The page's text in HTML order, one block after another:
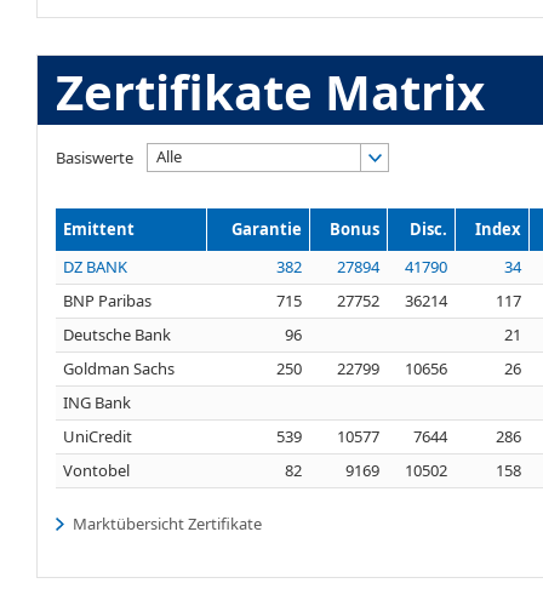
Zertifikate Matrix
Basiswerte Alle
Emittent Garantie Bonus Disc.
Index
DZ BANK
382 27894 41790
34
BNP Paribas
715 27752 36214
117
Deutsche Bank
96
21
Goldman Sachs
250 22799 10656
26
ING Bank
UniCredit
539 10577 7644
286
Vontobel
82 9169 10502 158
Marktübersicht Zertifikate